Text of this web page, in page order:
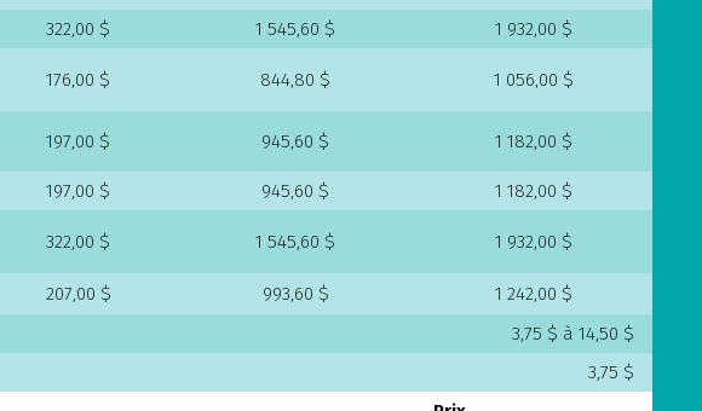
322,00 $ 1 545,60 $
1 932,00 $
176,00 $ 844,80 $ 1 056,00 $
197,00 $ 945,60 $ 1 182,00 $
197,00 $ 945,60 $
1 182,00 $
322,00 $ 1 545,60 $ 1 932,00 $
207,00 $ 993,60 $
1 242,00 $
3,75 $ à 14,50 $
3,75 $